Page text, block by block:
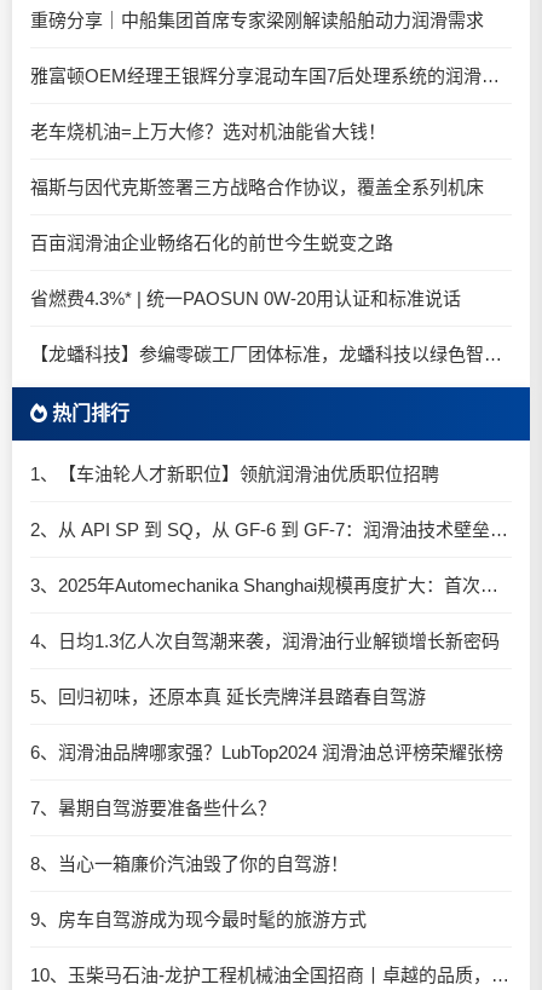
重磅分享｜中船集团首席专家梁刚解读船舶动力润滑需求
雅富顿OEM经理王银辉分享混动车国7后处理系统的润滑油要求
老车烧机油=上万大修？选对机油能省大钱！
福斯与因代克斯签署三方战略合作协议，覆盖全系列机床
百亩润滑油企业畅络石化的前世今生蜕变之路
省燃费4.3%* | 统一PAOSUN 0W-20用认证和标准说话
【龙蟠科技】参编零碳工厂团体标准，龙蟠科技以绿色智造锚定零碳未来
热门排行
1、【车油轮人才新职位】领航润滑油优质职位招聘
2、从 API SP 到 SQ，从 GF-6 到 GF-7：润滑油技术壁垒再升高，你准备好了吗？
3、2025年Automechanika Shanghai规模再度扩大：首次启用国家会展中心（上海）全部15个展馆
4、日均1.3亿人次自驾潮来袭，润滑油行业解锁增长新密码​
5、回归初味，还原本真 延长壳牌洋县踏春自驾游
6、润滑油品牌哪家强？LubTop2024 润滑油总评榜荣耀张榜
7、暑期自驾游要准备些什么？
8、当心一箱廉价汽油毁了你的自驾游！
9、房车自驾游成为现今最时髦的旅游方式
10、玉柴马石油-龙护工程机械油全国招商丨卓越的品质，专业的品牌！